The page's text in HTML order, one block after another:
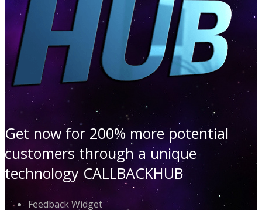
Get now for 200% more potential
customers through a unique
technology CALLBACKHUB
Feedback Widget